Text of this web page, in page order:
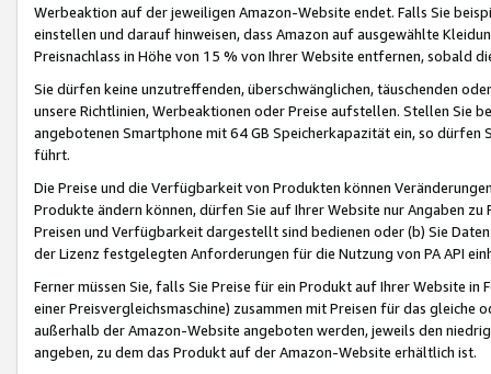
Werbeaktion auf der jeweiligen Amazon-Website endet. Falls Sie
einstellen und darauf hinweisen, dass Amazon auf ausgewählte
Preisnachlass in Höhe von 15 % von Ihrer Website entfernen, sobald
Sie dürfen keine unzutreffenden, überschwänglichen, täuschenden
unsere Richtlinien, Werbeaktionen oder Preise aufstellen. Stellen Sie
angebotenen Smartphone mit 64 GB Speicherkapazität ein, so dürfen
führt.
Die Preise und die Verfügbarkeit von Produkten können
Produkte ändern können, dürfen Sie auf Ihrer Website nur Angaben
Preisen und Verfügbarkeit dargestellt sind bedienen oder (b) Sie
der Lizenz festgelegten Anforderungen für die Nutzung von PA API
Ferner müssen Sie, falls Sie Preise für ein Produkt auf Ihrer Website
einer Preisvergleichsmaschine) zusammen mit Preisen für das
außerhalb der Amazon-Website angeboten werden, jeweils den
angeben, zu dem das Produkt auf der Amazon-Website erhältlich ist.